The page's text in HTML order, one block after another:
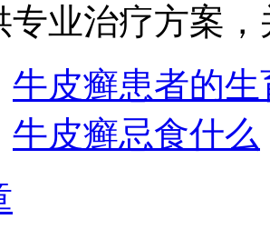
专业治疗方案
牛皮癣患者的生
牛皮癣忌食什么